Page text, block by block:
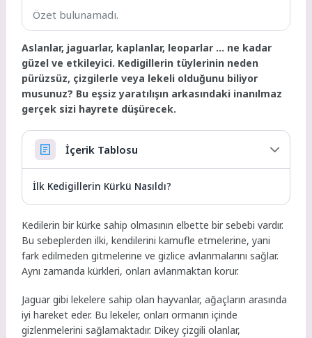
Özet bulunamadı.
Aslanlar, jaguarlar, kaplanlar, leoparlar … ne kadar
güzel ve etkileyici. Kedigillerin tüylerinin neden
pürüzsüz, çizgilerle veya lekeli olduğunu biliyor
musunuz? Bu eşsiz yaratılışın arkasındaki inanılmaz
gerçek sizi hayrete düşürecek.
İçerik Tablosu
İlk Kedigillerin Kürkü Nasıldı?
Kedilerin bir kürke sahip olmasının elbette bir sebebi vardır.
Bu sebeplerden ilki, kendilerini kamufle etmelerine, yani
fark edilmeden gitmelerine ve gizlice avlanmalarını sağlar.
Aynı zamanda kürkleri, onları avlanmaktan korur.
Jaguar gibi lekelere sahip olan hayvanlar, ağaçların arasında
iyi hareket eder. Bu lekeler, onları ormanın içinde
gizlenmelerini sağlamaktadır. Dikey çizgili olanlar,